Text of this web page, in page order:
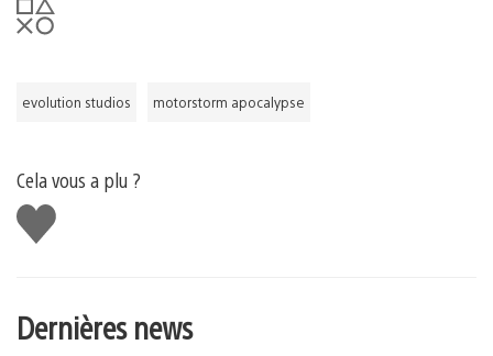
evolution studios motorstorm apocalypse
Cela vous a plu ?
J'aime
Dernières news